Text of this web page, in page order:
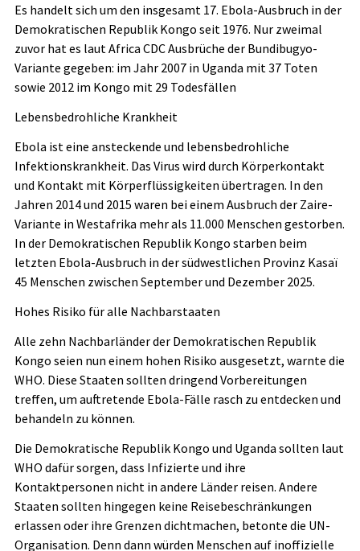
Es handelt sich um den insgesamt 17. Ebola-Ausbruch in der
Demokratischen Republik Kongo seit 1976. Nur zweimal
zuvor hat es laut Africa CDC Ausbrüche der Bundibugyo-
Variante gegeben: im Jahr 2007 in Uganda mit 37 Toten
sowie 2012 im Kongo mit 29 Todesfällen
Lebensbedrohliche Krankheit
Ebola ist eine ansteckende und lebensbedrohliche
Infektionskrankheit. Das Virus wird durch Körperkontakt
und Kontakt mit Körperflüssigkeiten übertragen. In den
Jahren 2014 und 2015 waren bei einem Ausbruch der Zaire-
Variante in Westafrika mehr als 11.000 Menschen gestorben.
In der Demokratischen Republik Kongo starben beim
letzten Ebola-Ausbruch in der südwestlichen Provinz Kasaï
45 Menschen zwischen September und Dezember 2025.
Hohes Risiko für alle Nachbarstaaten
Alle zehn Nachbarländer der Demokratischen Republik
Kongo seien nun einem hohen Risiko ausgesetzt, warnte die
WHO. Diese Staaten sollten dringend Vorbereitungen
treffen, um auftretende Ebola-Fälle rasch zu entdecken und
behandeln zu können.
Die Demokratische Republik Kongo und Uganda sollten laut
WHO dafür sorgen, dass Infizierte und ihre
Kontaktpersonen nicht in andere Länder reisen. Andere
Staaten sollten hingegen keine Reisebeschränkungen
erlassen oder ihre Grenzen dichtmachen, betonte die UN-
Organisation. Denn dann würden Menschen auf inoffizielle